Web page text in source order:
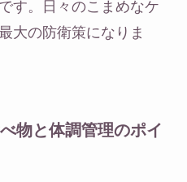
す。日々のこまめなケ
大の防衛策になりま
物と体調管理のポイ